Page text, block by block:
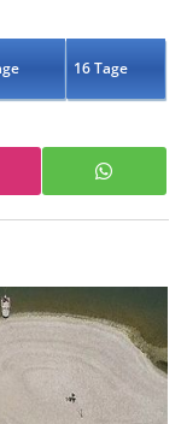
16 Tage